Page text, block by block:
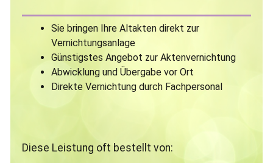
Sie bringen Ihre Altakten direkt zur
Vernichtungsanlage
Günstigstes Angebot zur Aktenvernichtung
Abwicklung und Übergabe vor Ort
Direkte Vernichtung durch Fachpersonal
Diese Leistung oft bestellt von: